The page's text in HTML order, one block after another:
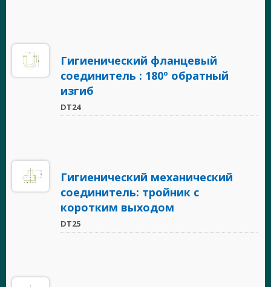
Гигиенический фланцевый
соединитель : 180º обратный
изгиб
DT24
Гигиенический механический
соединитель: тройник с
коротким выходом
DT25